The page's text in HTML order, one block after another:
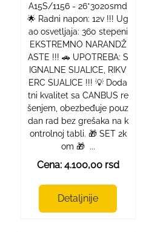
A15S/1156 - 26*3020smd
🌟 Radni napon: 12v !!! Ug
ao osvetljaja: 360 stepeni
EKSTREMNO NARANDŽ
ASTE !!! 🚗 UPOTREBA: S
IGNALNE SIJALICE, RIKV
ERC SIJALICE !!! 💡 Doda
tni kvalitet sa CANBUS re
šenjem, obezbeđuje pouz
dan rad bez grešaka na k
ontrolnoj tabli. 🎁 SET 2k
om 🎁 ...
Cena: 4.100,00 rsd
Detaljnije